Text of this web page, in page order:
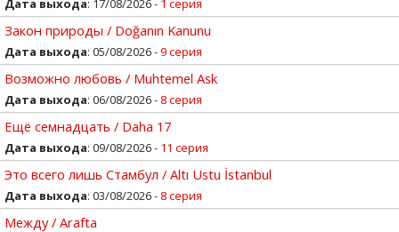
Дата выхода: 17/08/2026 - 1 серия
Закон природы / Doğanın Kanunu
Дата выхода: 05/08/2026 -9 серия
Возможно любовь / Muhtemel Ask
Дата выхода: 06/08/2026 - 8 серия
Ещё семнадцать / Daha 17
Дата выхода: 09/08/2026 - 11 серия
Это всего лишь Стамбул / Altı Ustu İstanbul
Дата выхода: 03/08/2026 - 8 серия
Между / Arafta